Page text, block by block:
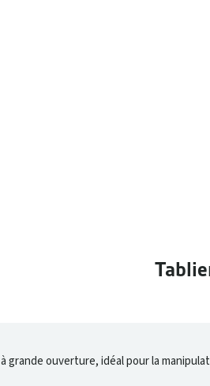
grande ouverture, idéal pour la